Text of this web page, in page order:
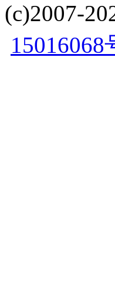
(c)2007-
15016068